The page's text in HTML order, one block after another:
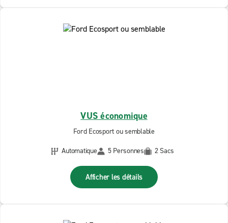
VUS économique
Ford Ecosport ou semblable
Automatique
5 Personnes 2 Sacs
Afficher les détails